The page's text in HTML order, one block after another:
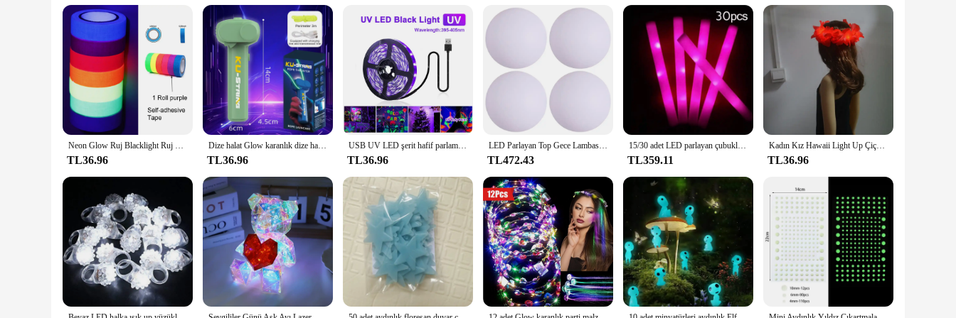
**Ideal for Vendors and Suppliers**
Our Glow in Dark Butterflies are perfect for vendors and suppliers looking to offer unique and captivating decorative items to their customers. The sets available for sale provide a complete decoration
solution, making it easy for you to offer a comprehensive product range. The butterflies are designed to appeal to a wide audience, from children to adults, and are suitable for a variety of events and
occasions. With their glow-in-dark feature, they are sure to be a hit with anyone who appreciates the beauty of nature and the magic of the night sky.
Neon Glow Ruj Blacklight Ruj yüz ve vücut boyası Karanlıkta Glow UV Reaktif Clubbing Makyaj Siyah ışık Parti Malzemeleri
TL36.96
Dize halat Glow karanlık dize halat başlatıcısı aydınlık taşınabilir el dize stres giderici oyuncak çocuklar için parti hediye
TL36.96
USB UV LED şerit hafif parlamalı karanlık Led Blacklight 385-400nm ultraviyole UV lamba için cadılar bayramı floresan parti Neon posterler
TL36.96
LED Parlayan Top Gece Lambası Uzaktan Kumanda Açık Top Yüzen havuz ışığı Yüzme Havuzu Parti Lambası Bahçe Yard Havuz Dekor için
TL472.43
15/30 adet LED parlayan çubuklar toplu renkli RGB Glow köpük sopa Cheer tüp koyu ışık Xmas için doğum günü düğün parti malzemeleri
TL359.11
Kadın Kız Hawaii Light Up Çiçek Lei Kolye Hula Garland Çelenk Düğün Hawaii Kostüm Tropikal Luau Glow Parti Cadılar Bayramı
TL36.96